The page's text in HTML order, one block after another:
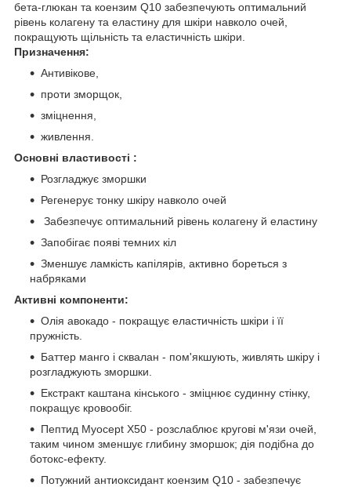
бета-глюкан та коензим Q10 забезпечують оптимальний
рівень колагену та еластину для шкіри навколо очей,
покращують щільність та еластичність шкіри.
Призначення:
Антивікове,
проти зморщок,
зміцнення,
живлення.
Основні властивості :
Розгладжує зморшки
Регенерує тонку шкіру навколо очей
Забезпечує оптимальний рівень колагену й еластину
Запобігає появі темних кіл
Зменшує ламкість капілярів, активно бореться з
набряками
Активні компоненти:
Олія авокадо - покращує еластичність шкіри і її
пружність.
Баттер манго і сквалан - пом'якшують, живлять шкіру і
розгладжують зморшки.
Екстракт каштана кінського - зміцнює судинну стінку,
покращує кровообіг.
Пептид Myocept X50 - розслаблює кругові м'язи очей,
таким чином зменшує глибину зморшок; дія подібна до
ботокс-ефекту.
Потужний антиоксидант коензим Q10 - забезпечує